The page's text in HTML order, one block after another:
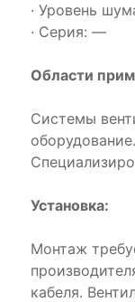
· Уровень
· Серия: —
Области
Системы
Установка:
Монтаж
кабеля.